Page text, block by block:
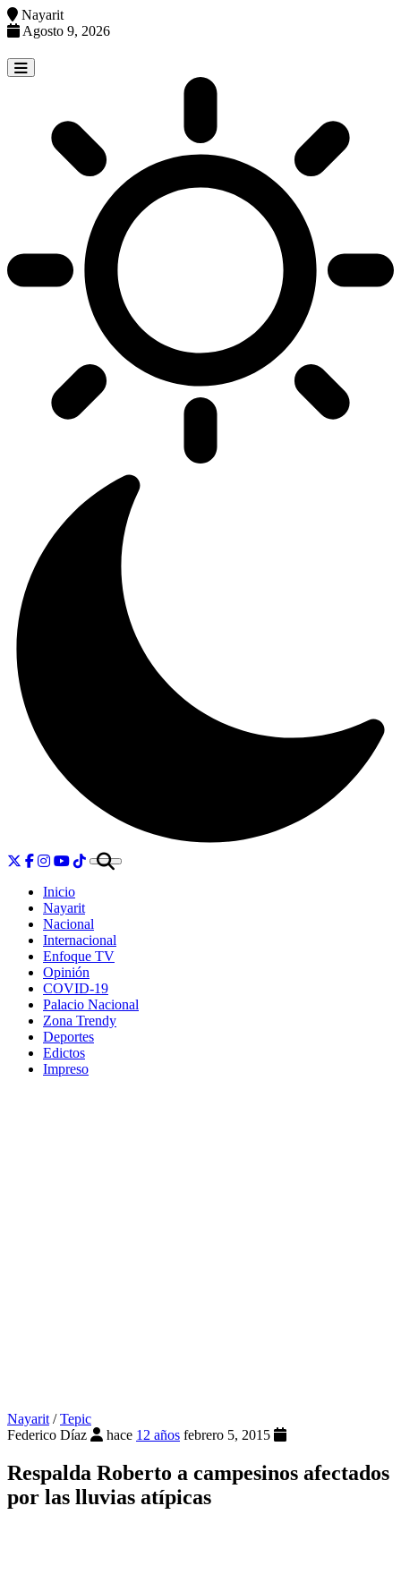
Nayarit
Agosto 9, 2026
to
content
Inicio
Nayarit
Nacional
Internacional
Enfoque TV
Opinión
COVID-19
Palacio Nacional
Zona Trendy
Deportes
Edictos
Impreso
Nayarit/Tepic
Federico Díaz
hace 12 años febrero 5, 2015
Respalda Roberto a campesinos afectados
por las lluvias atípicas